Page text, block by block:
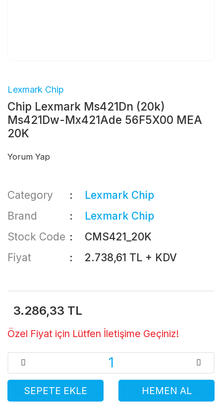
Lexmark Chip
Chip Lexmark Ms421Dn (20k)
Ms421Dw-Mx421Ade 56F5X00 MEA
20K
Yorum Yap
Category
Lexmark Chip
Brand
Lexmark Chip
Stock Code
CMS421_20K
Fiyat
2.738,61 TL + KDV
3.286,33 TL
Özel Fiyat için Lütfen İletişime Geçiniz!
SEPETE EKLE HEMEN AL